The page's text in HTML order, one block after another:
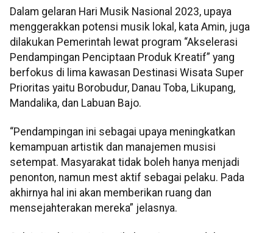
Dalam gelaran Hari Musik Nasional 2023, upaya
menggerakkan potensi musik lokal, kata Amin, juga
dilakukan Pemerintah lewat program “Akselerasi
Pendampingan Penciptaan Produk Kreatif” yang
berfokus di lima kawasan Destinasi Wisata Super
Prioritas yaitu Borobudur, Danau Toba, Likupang,
Mandalika, dan Labuan Bajo.
“Pendampingan ini sebagai upaya meningkatkan
kemampuan artistik dan manajemen musisi
setempat. Masyarakat tidak boleh hanya menjadi
penonton, namun mest aktif sebagai pelaku. Pada
akhirnya hal ini akan memberikan ruang dan
mensejahterakan mereka” jelasnya.